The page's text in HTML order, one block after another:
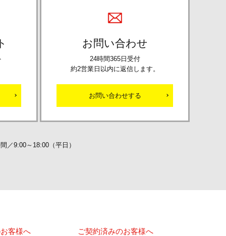
お問い合わせ
24時間365日受付
約2営業日以内に返信します。
お問い合わせする
／9:00～18:00（平日）
客様へ ご契約済みのお客様へ